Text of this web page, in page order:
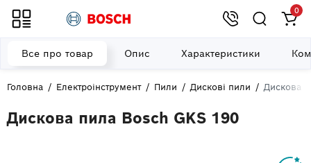
0
Головна Електроінструмент Пили Дискові пили Дискова
Дискова пила Bosch GKS 190
Все про товар Опис Характеристики